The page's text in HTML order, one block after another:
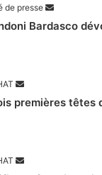
de presse
Bardasco
premières